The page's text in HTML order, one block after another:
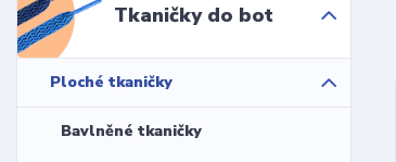
Tkaničky do bot
Ploché tkaničky
Bavlněné tkaničky